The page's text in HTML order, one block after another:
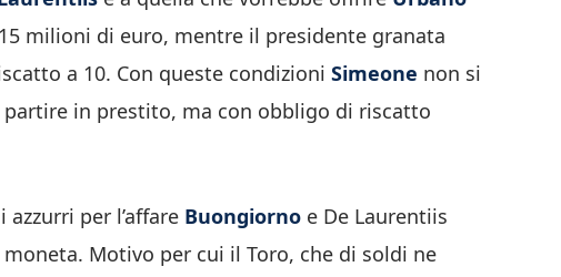
milioni di euro, mentre il presidente granata
a 10. Con queste condizioni Simeone non si
in prestito, ma con obbligo di riscatto
per l’affare Buongiorno e De Laurentiis
Motivo per cui il Toro, che di soldi ne